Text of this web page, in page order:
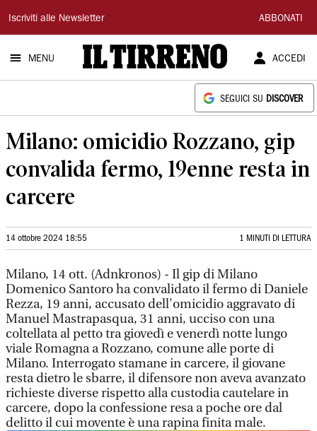
Il
Tirreno
Iscriviti alle Newsletter ABBONATI
MENU ACCEDI
SEGUICI SU DISCOVER
Milano: omicidio Rozzano, gip
convalida fermo, 19enne resta in
carcere
14 ottobre 2024 18:55 1 MINUTI DI LETTURA
Milano, 14 ott. (Adnkronos) - Il gip di Milano
Domenico Santoro ha convalidato il fermo di Daniele
Rezza, 19 anni, accusato dell'omicidio aggravato di
Manuel Mastrapasqua, 31 anni, ucciso con una
coltellata al petto tra giovedì e venerdì notte lungo
viale Romagna a Rozzano, comune alle porte di
Milano. Interrogato stamane in carcere, il giovane
resta dietro le sbarre, il difensore non aveva avanzato
richieste diverse rispetto alla custodia cautelare in
carcere, dopo la confessione resa a poche ore dal
delitto il cui movente è una rapina finita male.